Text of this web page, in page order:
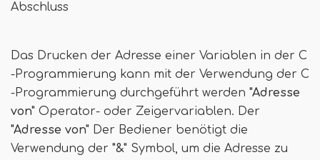
Abschluss
Das Drucken der Adresse einer Variablen in der C
-Programmierung kann mit der Verwendung der C
-Programmierung durchgeführt werden "Adresse
von" Operator- oder Zeigervariablen. Der
"Adresse von" Der Bediener benötigt die
Verwendung der "&" Symbol, um die Adresse zu